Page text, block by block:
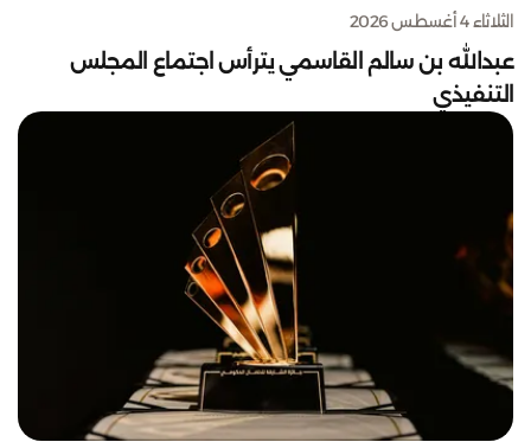
الثلاثاء 4 أغسطس 2026
عبدالله بن سالم القاسمي يترأس اجتماع المجلس
التنفيذي